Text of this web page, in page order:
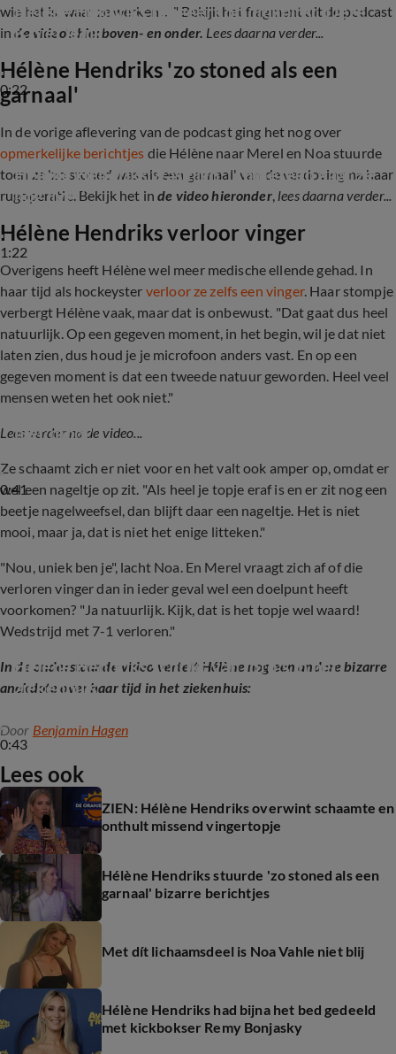
wie het is, waar ze werken…" Bekijk het fragment uit de podcast
in de video's hierboven- en onder. Lees daarna verder...
0:22
Hélène Hendriks reageert op dickpics: 'Deze
is niet lelijk'
Hélène Hendriks 'zo stoned als een
garnaal'
In de vorige aflevering van de podcast ging het nog over
opmerkelijke berichtjes die Hélène naar Merel en Noa stuurde
toen ze 'zo stoned was als een garnaal' van de verdoving na haar
rugoperatie. Bekijk het inde video hieronder,lees daarna verder...
1:22
Hélène Hendriks was high: 'Zometeen gaat ze
nog live!'
Hélène Hendriks verloor vinger
Overigens heeft Hélène wel meer medische ellende gehad. In
haar tijd als hockeyster verloor ze zelfs een vinger. Haar stompje
verbergt Hélène vaak, maar dat is onbewust. "Dat gaat dus heel
natuurlijk. Op een gegeven moment, in het begin, wil je dat niet
laten zien, dus houd je je microfoon anders vast. En op een
gegeven moment is dat een tweede natuur geworden. Heel veel
mensen weten het ook niet."
Lees verder na de video...
0:41
niet mooi’
Ze schaamt zich er niet voor en het valt ook amper op, omdat er
wel een nageltje op zit. "Als heel je topje eraf is en er zit nog een
beetje nagelweefsel, dan blijft daar een nageltje. Het is niet
mooi, maar ja, dat is niet het enige litteken."
"Nou, uniek ben je", lacht Noa. En Merel vraagt zich af of die
verloren vinger dan in ieder geval wel een doelpunt heeft
voorkomen? "Ja natuurlijk. Kijk, dat is het topje wel waard!
Wedstrijd met 7-1 verloren."
In de onderstaande video vertelt Hélène nog een andere bizarre
anekdote over haar tijd in het ziekenhuis:
0:43
Hélène Hendriks schrikt van foto’s in het
ziekenhuis
Door Benjamin Hagen
Lees ook
ZIEN: Hélène Hendriks overwint schaamte en
onthult missend vingertopje
Hélène Hendriks stuurde 'zo stoned als een
garnaal' bizarre berichtjes
Met dít lichaamsdeel is Noa Vahle niet blij
Hélène Hendriks had bijna het bed gedeeld
met kickbokser Remy Bonjasky